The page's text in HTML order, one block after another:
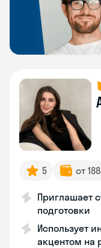
5 от
Приглашает
подготовки
Использует
акцентом на